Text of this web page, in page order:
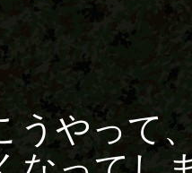
やって